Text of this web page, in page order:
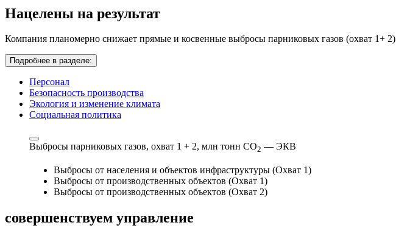
Нацелены на результат
Компания планомерно снижает прямые и косвенные выбросы парниковых газов (охват 1+ 2)
Подробнее в разделе:
Персонал
Безопасность производства
Экология и изменение климата
Социальная политика
Выбросы парниковых газов, охват 1 + 2, млн тонн СО2 — ЭКВ
Выбросы от населения и объектов инфраструктуры (Охват 1)
Выбросы от производственных объектов (Охват 1)
Выбросы от производственных объектов (Охват 2)
совершенствуем управление